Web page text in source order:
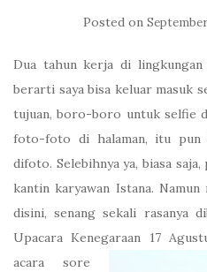
Posted on
Dua tahun kerja di lingkungan
berarti saya bisa keluar masuk
tujuan, boro-boro untuk selfie
foto-foto di halaman, itu pun
difoto. Selebihnya ya, biasa
kantin karyawan Istana.
disini, senang sekali rasanya
Upacara Kenegaraan 17
acara sore